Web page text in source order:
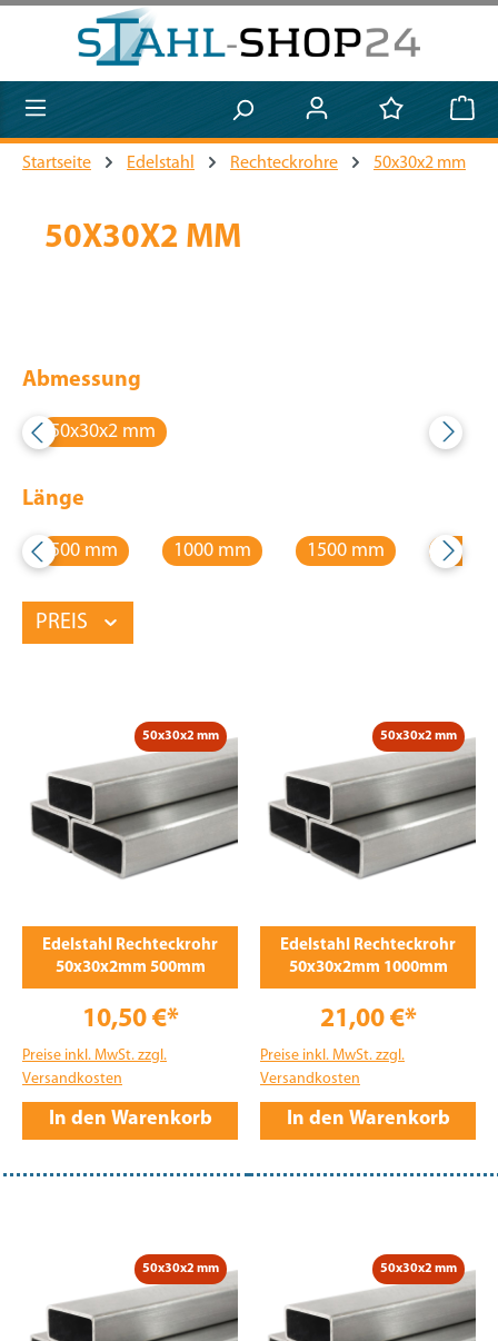
Zum Hauptinhalt springen
Startseite Edelstahl Rechteckrohre 50x30x2 mm
50X30X2 MM
Abmessung
50x30x2 mm
Länge
500 mm 1000 mm 1500 mm 2000
PREIS
50x30x2 mm
Edelstahl Rechteckrohr
50x30x2mm 500mm
10,50 €*
Preise inkl. MwSt. zzgl.
Versandkosten
In den Warenkorb
50x30x2 mm
Edelstahl Rechteckrohr
50x30x2mm 1000mm
21,00 €*
Preise inkl. MwSt. zzgl.
Versandkosten
In den Warenkorb
50x30x2 mm 50x30x2 mm